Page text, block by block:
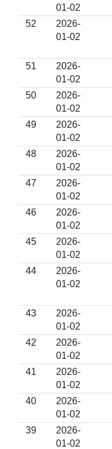
01-02
52
2026-
01-02
51
2026-
01-02
50
2026-
01-02
49
2026-
01-02
48
2026-
01-02
47
2026-
01-02
46
2026-
01-02
45
2026-
01-02
44
2026-
01-02
43
2026-
01-02
42
2026-
01-02
41
2026-
01-02
40
2026-
01-02
39
2026-
01-02